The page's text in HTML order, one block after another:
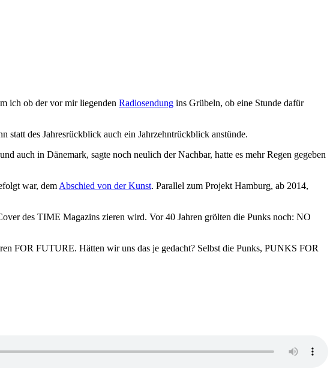
ich ob der vor mir liegenden Radiosendung ins Grübeln, ob eine Stunde dafür
statt des Jahresrückblick auch ein Jahrzehntrückblick anstünde.
auch in Dänemark, sagte noch neulich der Nachbar, hatte es mehr Regen gegeben
war, dem Abschied von der Kunst. Parallel zum Projekt Hamburg, ab 2014,
des TIME Magazins zieren wird. Vor 40 Jahren grölten die Punks noch: NO
FOR FUTURE. Hätten wir uns das je gedacht? Selbst die Punks, PUNKS FOR